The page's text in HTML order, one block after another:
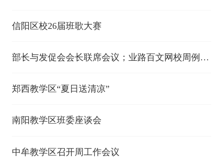
信阳区校26届班歌大赛
部长与发促会会长联席会议；业路百文网校周例
郑西教学区“夏日送清凉”
南阳教学区班委座谈会
中牟教学区召开周工作会议